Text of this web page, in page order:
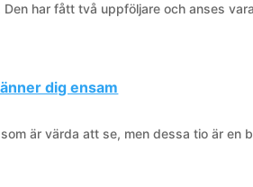
har fått två uppföljare och anses
dig ensam
är värda att se, men dessa tio är en